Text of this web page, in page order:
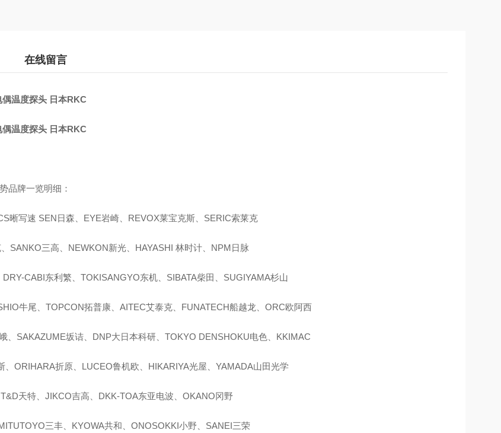
在线留言
温度探头 日本RKC
温度探头 日本RKC
品牌一览明细：
晰写速 SEN日森、EYE岩崎、REVOX莱宝克斯、SERIC索莱克
SANKO三高、NEWKON新光、HAYASHI 林时计、NPM日脉
DRY-CABI东利繁、TOKISANGYO东机、SIBATA柴田、SUGIYAMA杉山
牛尾、TOPCON拓普康、AITEC艾泰克、FUNATECH船越龙、ORC欧阿西
、SAKAZUME坂诘、DNP大日本科研、TOKYO DENSHOKU电色、KKIMAC
、ORIHARA折原、LUCEO鲁机欧、HIKARIYA光屋、YAMADA山田光学
天特、JIKCO吉高、DKK-TOA东亚电波、OKANO冈野
三丰、KYOWA共和、ONOSOKKI小野、SANEI三荣